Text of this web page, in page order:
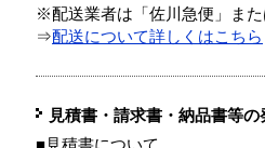
※配送業者は「佐川急便」ま
⇒配送について詳しくはこちら
見積書・請求書・納品書等の